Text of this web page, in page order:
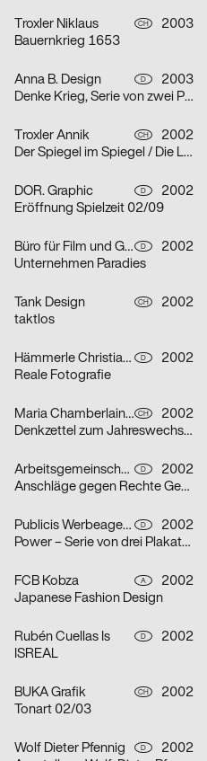
Troxler Niklaus CH
2003
Bauernkrieg 1653
Anna B. Design D
2003
Denke Krieg, Serie von zwei Plakaten
Troxler Annik CH
2002
Der Spiegel im Spiegel / Die Leiden des Jungwerdens / Die Muse mit der scharfen Zunge – Serie von dr
DOR. Graphic D
2002
Eröffnung Spielzeit 02/09
Büro für Film und Gestaltung D
2002
Unternehmen Paradies
Tank Design CH
2002
taktlos
Hämmerle Christiane, Timo Thurner D
2002
Reale Fotografie
Maria Chamberlain, Fabienne Bissig, Ibrahim Hasan CH
2002
Denkzettel zum Jahreswechsel: Letztes Abendmahl / Ohne Ausnahme / o. T. – Serie von drei Plakaten
Arbeitsgemeinschaft für visuelle und verbale Kommunikation Uwe Loesch D
2002
Anschläge gegen Rechte Gewalt
Publicis Werbeagentur GmbH D
2002
Power – Serie von drei Plakaten
FCB Kobza A
2002
Japanese Fashion Design
Rubén Cuellas Is D
2002
ISREAL
BUKA Grafik CH
2002
Tonart 02/03
Wolf Dieter Pfennig D
2002